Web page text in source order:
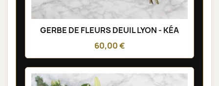
GERBE DE FLEURS DEUIL LYON - KÉA
60,00 €